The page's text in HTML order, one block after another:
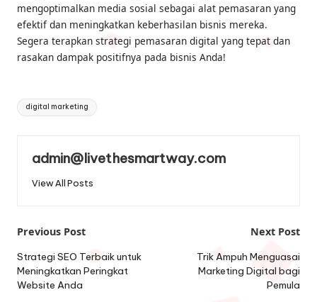
mengoptimalkan media sosial sebagai alat pemasaran yang
efektif dan meningkatkan keberhasilan bisnis mereka.
Segera terapkan strategi pemasaran digital yang tepat dan
rasakan dampak positifnya pada bisnis Anda!
Tags:
digital marketing
admin@livethesmartway.com
View All Posts
Post
navigation
Previous Post
Strategi SEO Terbaik untuk
Meningkatkan Peringkat
Website Anda
Next Post
Trik Ampuh Menguasai
Marketing Digital bagi
Pemula